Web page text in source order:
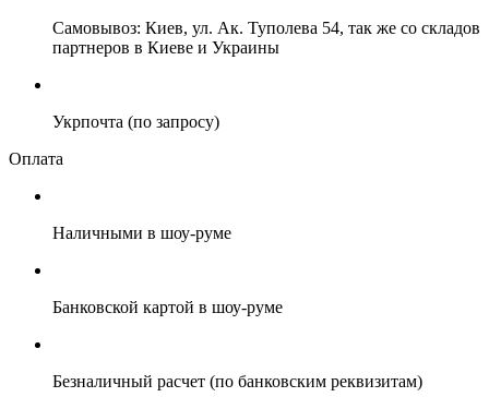
Самовывоз: Киев, ул. Ак. Туполева 54, так же со складов
партнеров в Киеве и Украины
Укрпочта (по запросу)
Оплата
Наличными в шоу-руме
Банковской картой в шоу-руме
Безналичный расчет (по банковским реквизитам)